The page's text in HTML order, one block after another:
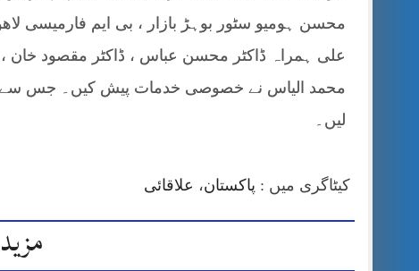
محسن ہومیو سٹور بوہڑ بازار ، بی ایم فارمیسی
علی ہمراہ ڈاکٹر محسن عباس ، ڈاکٹر مقصود خان ،
محمد الیاس نے خصوصی خدمات پیش کیں۔ جس سے
لیں۔
کیٹاگری میں : پاکستان، علاقائی